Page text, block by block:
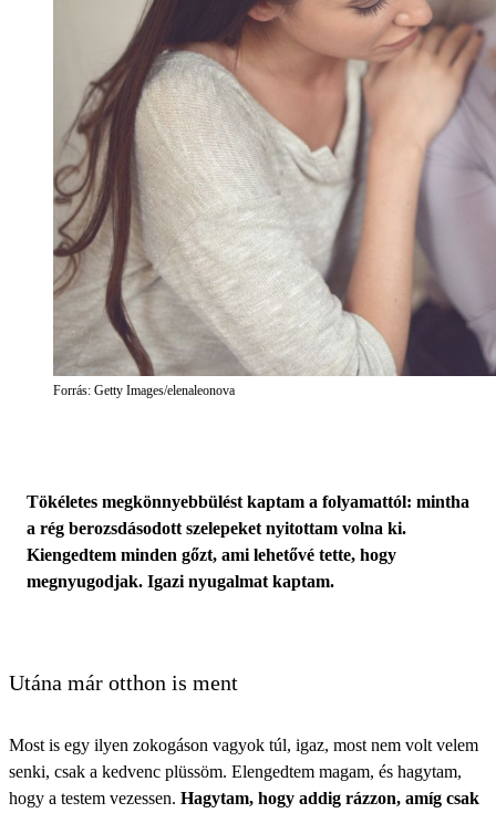
Forrás: Getty Images/elenaleonova
Tökéletes megkönnyebbülést kaptam a folyamattól: mintha
a rég berozsdásodott szelepeket nyitottam volna ki.
Kiengedtem minden gőzt, ami lehetővé tette, hogy
megnyugodjak. Igazi nyugalmat kaptam.
Utána már otthon is ment
Most is egy ilyen zokogáson vagyok túl, igaz, most nem volt velem
senki, csak a kedvenc plüssöm. Elengedtem magam, és hagytam,
hogy a testem vezessen. Hagytam, hogy addig rázzon, amíg csak